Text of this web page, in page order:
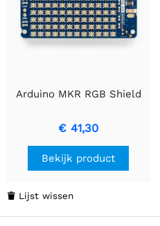
Arduino MKR RGB Shield
€ 41,30
Bekijk product
 Lijst wissen